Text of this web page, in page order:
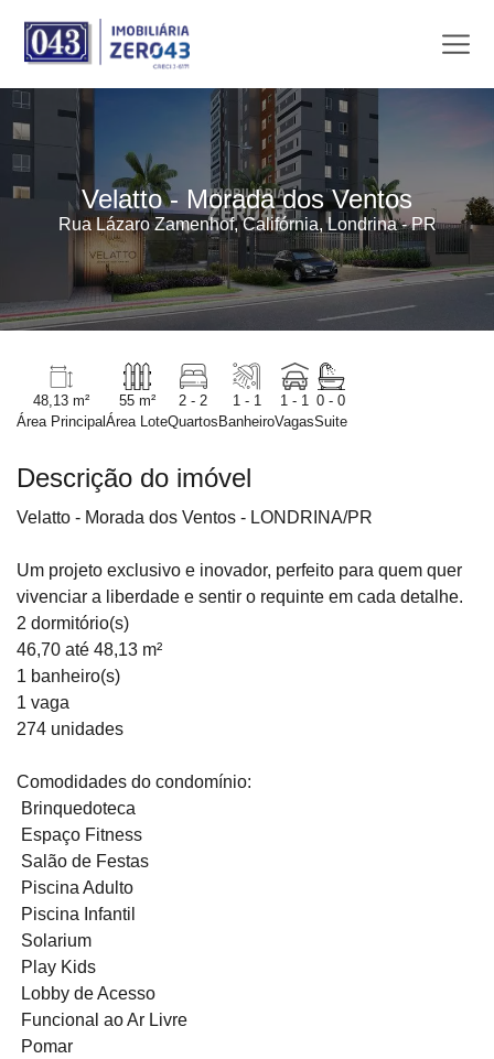
Velatto - Morada dos Ventos
Rua Lázaro Zamenhof, Califórnia, Londrina - PR
48,13 m²
Área Principal
55 m²
Área Lote
2 - 2
Quartos
1 - 1
Banheiro
1 - 1
Vagas
0 - 0
Suite
Descrição do imóvel
Velatto - Morada dos Ventos - LONDRINA/PR
Um projeto exclusivo e inovador, perfeito para quem quer
vivenciar a liberdade e sentir o requinte em cada detalhe.
2 dormitório(s)
46,70 até 48,13 m²
1 banheiro(s)
1 vaga
274 unidades
Comodidades do condomínio:
Brinquedoteca
Espaço Fitness
Salão de Festas
Piscina Adulto
Piscina Infantil
Solarium
Play Kids
Lobby de Acesso
Funcional ao Ar Livre
Pomar